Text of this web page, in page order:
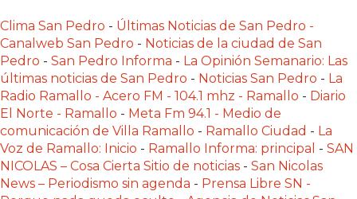
ES
LA
PLATAFORMA?
CHANGUITO.COM.AR,
LA
TIENDA
ONLINE
Clima San Pedro - Últimas Noticias de San Pedro -
Canalweb San Pedro - Noticias de la ciudad de San
Pedro - San Pedro Informa - La Opinión Semanario: Las
últimas noticias de San Pedro - Noticias San Pedro - La
Radio Ramallo - Acero FM - 104.1 mhz - Ramallo - Diario
El Norte - Ramallo - Meta Fm 94.1 - Medio de
comunicación de Villa Ramallo - Ramallo Ciudad - La
Voz de Ramallo: Inicio - Ramallo Informa: principal - SAN
NICOLAS – Cosa Cierta Sitio de noticias - San Nicolas
News – Periodismo sin agenda - Prensa Libre SN -